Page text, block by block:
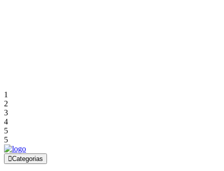
1
2
3
4
5
5
Categorias